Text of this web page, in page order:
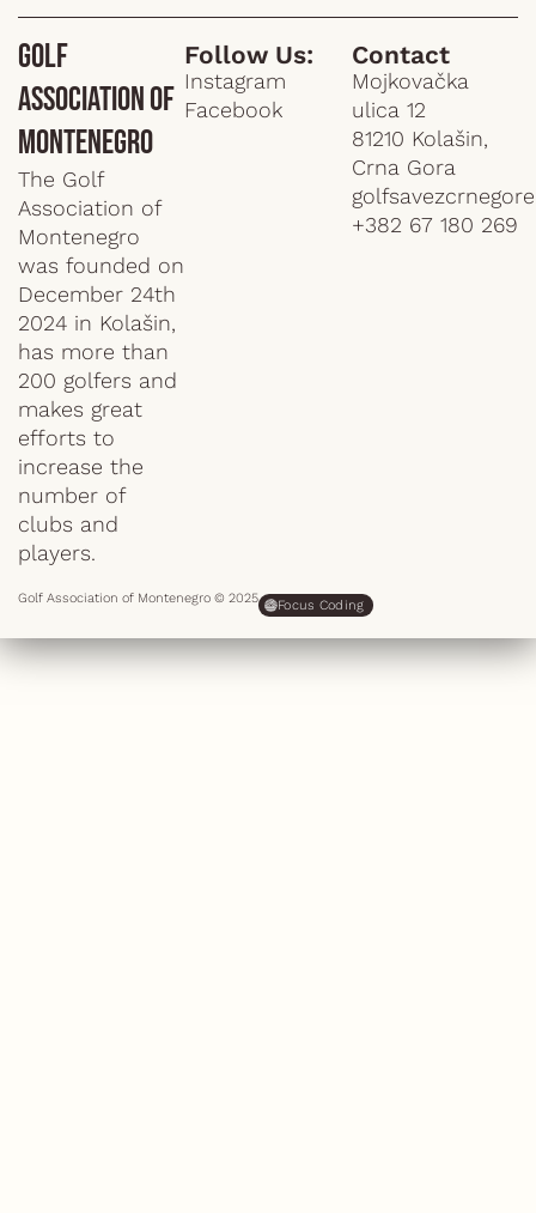
Golf
Association of
Montenegro
The Golf
Association of
Montenegro
was founded on
December 24th
2024 in Kolašin,
has more than
200 golfers and
makes great
efforts to
increase the
number of
clubs and
players.
Follow Us:
Instagram
Facebook
Contact
Mojkovačka
ulica 12
81210 Kolašin,
Crna Gora
+382 67 180 269
Golf Association of Montenegro © 2025 Focus Coding